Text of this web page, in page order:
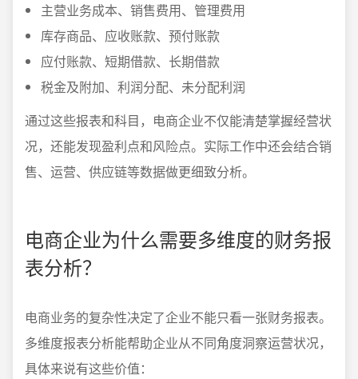
主营业务成本、销售费用、管理费用
库存商品、应收账款、预付账款
应付账款、短期借款、长期借款
税金及附加、利润分配、未分配利润
通过这些报表和科目，电商企业不仅能清楚掌握经营状
况，还能发现盈利点和风险点。实际工作中还会结合销
售、运营、供应链等数据做更细致分析。
电商企业为什么需要多维度的财务报
表分析？
电商业务的复杂性决定了企业不能只看一张财务报表。
多维度报表分析能帮助企业从不同角度洞察运营状况，
具体来说有这些价值：